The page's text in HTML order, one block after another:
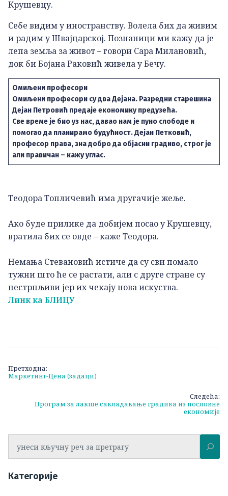
Крушевцу.
Себе видим у иностранству. Волела бих да живим
и радим у Швајцарској. Познаници ми кажу да је
лепа земља за живот – говори Сара Милановић,
док би Бојана Раковић живела у Бечу.
Омиљени професори
Омиљени професори су два Дејана. Разредни старешина
Дејан Петровић предаје економику предузећа.
Све време је био уз нас, давао нам је пуно слободе и
помогао да планирамо будућност. Дејан Петковић,
професор права, зна добро да објасни градиво, строг је
али правичан – кажу углас.
Теодора Топличевић има другачије жеље.
Ако буде прилике да добијем посао у Крушевцу,
вратила бих се овде – каже Теодора.
Немања Стевановић истиче да су сви помало
тужни што ће се растати, али с друге стране су
нестрпљиви јер их чекају нова искуства.
Линк ка БЛИЦУ
Кретање
чланка
Претходна:
Маркетинг-Цена (задаци)
Следећа:
Програм за лакше савладавање градива из пословне
економије
Категорије